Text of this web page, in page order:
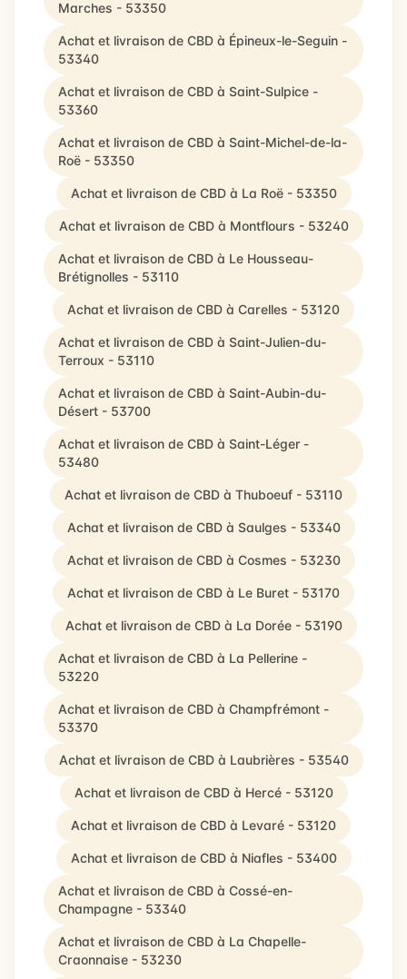
Marches - 53350
Achat et livraison de CBD à Épineux-le-Seguin -
53340
Achat et livraison de CBD à Saint-Sulpice -
53360
Achat et livraison de CBD à Saint-Michel-de-la-
Roë - 53350
Achat et livraison de CBD à La Roë - 53350
Achat et livraison de CBD à Montflours - 53240
Achat et livraison de CBD à Le Housseau-
Brétignolles - 53110
Achat et livraison de CBD à Carelles - 53120
Achat et livraison de CBD à Saint-Julien-du-
Terroux - 53110
Achat et livraison de CBD à Saint-Aubin-du-
Désert - 53700
Achat et livraison de CBD à Saint-Léger -
53480
Achat et livraison de CBD à Thuboeuf - 53110
Achat et livraison de CBD à Saulges - 53340
Achat et livraison de CBD à Cosmes - 53230
Achat et livraison de CBD à Le Buret - 53170
Achat et livraison de CBD à La Dorée - 53190
Achat et livraison de CBD à La Pellerine -
53220
Achat et livraison de CBD à Champfrémont -
53370
Achat et livraison de CBD à Laubrières - 53540
Achat et livraison de CBD à Hercé - 53120
Achat et livraison de CBD à Levaré - 53120
Achat et livraison de CBD à Niafles - 53400
Achat et livraison de CBD à Cossé-en-
Champagne - 53340
Achat et livraison de CBD à La Chapelle-
Craonnaise - 53230